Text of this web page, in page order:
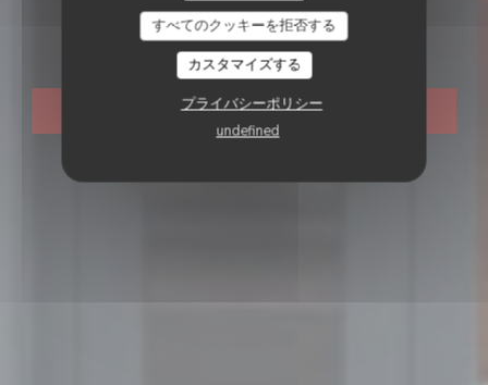
すべてのクッキーを拒否する
カスタマイズする
プライバシーポリシー
undefined
bistronomique
予約